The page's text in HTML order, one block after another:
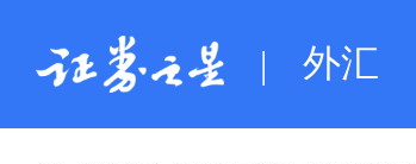
| 外汇